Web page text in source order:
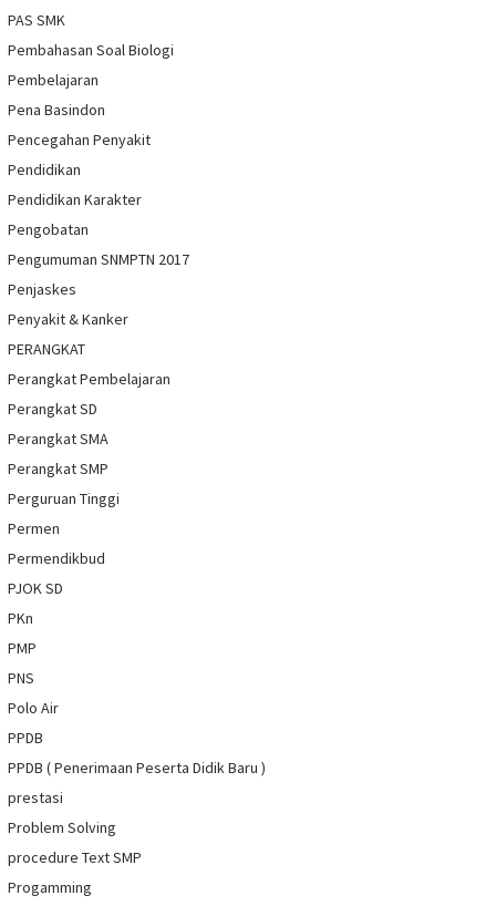
PAS SMK
Pembahasan Soal Biologi
Pembelajaran
Pena Basindon
Pencegahan Penyakit
Pendidikan
Pendidikan Karakter
Pengobatan
Pengumuman SNMPTN 2017
Penjaskes
Penyakit & Kanker
PERANGKAT
Perangkat Pembelajaran
Perangkat SD
Perangkat SMA
Perangkat SMP
Perguruan Tinggi
Permen
Permendikbud
PJOK SD
PKn
PMP
PNS
Polo Air
PPDB
PPDB ( Penerimaan Peserta Didik Baru )
prestasi
Problem Solving
procedure Text SMP
Progamming